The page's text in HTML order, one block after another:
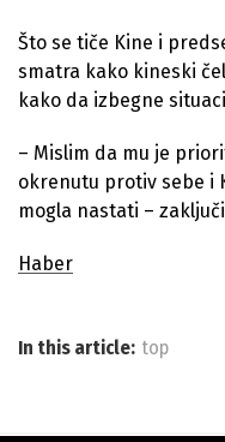
Što se tiče Kine i
smatra kako kineski
kako da izbegne
– Mislim da mu je
okrenutu protiv sebe i
mogla nastati –
Haber
In this article: top